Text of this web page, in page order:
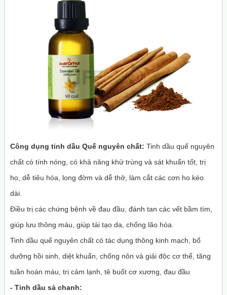
Công dụng tinh dầu Quế nguyên chất: Tinh dầu quế nguyên
chất có tính nóng, có khả năng khử trùng và sát khuẩn tốt, trị
ho, dễ tiêu hóa, long đờm và dễ thở, làm cắt các cơn ho kéo
dài.
Điều trị các chứng bệnh về đau đầu, đánh tan các vết bầm tím,
giúp lưu thông máu, giúp tái tạo da, chống lão hóa.
Tinh dầu quế nguyên chất có tác dụng thông kinh mạch, bổ
dưỡng hồi sinh, diệt khuẩn, chống nôn và giải độc cơ thể, tăng
tuần hoàn máu, trị cảm lạnh, tê buốt cơ xương, đau đầu
- Tinh dầu sả chanh: